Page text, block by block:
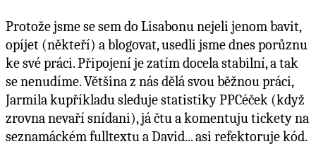
Protože jsme se sem do Lisabonu nejeli jenom bavit,
opíjet (někteří) a blogovat, usedli jsme dnes porůznu
ke své práci. Připojení je zatím docela stabilní, a tak
se nenudíme. Většina z nás dělá svou běžnou práci,
Jarmila kupříkladu sleduje statistiky PPCéček (když
zrovna nevaří snídani), já čtu a komentuju tickety na
seznamáckém fulltextu a David... asi refektoruje kód.